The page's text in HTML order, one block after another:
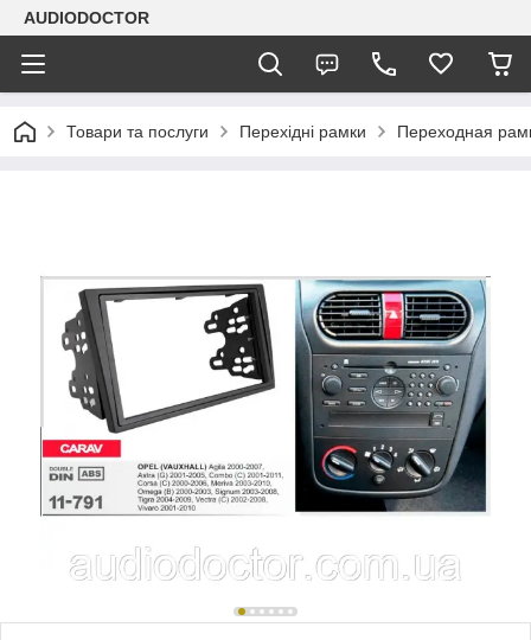
AUDIODOCTOR
Товари та послуги Перехідні рамки Переходная